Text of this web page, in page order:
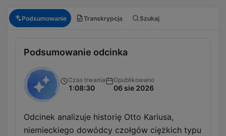
Podsumowanie Transkrypcja Szukaj
Podsumowanie odcinka
Czas trwania
1:08:30
Opublikowano
06 sie 2026
Odcinek analizuje historię Otto Kariusa,
niemieckiego dowódcy czołgów ciężkich typu